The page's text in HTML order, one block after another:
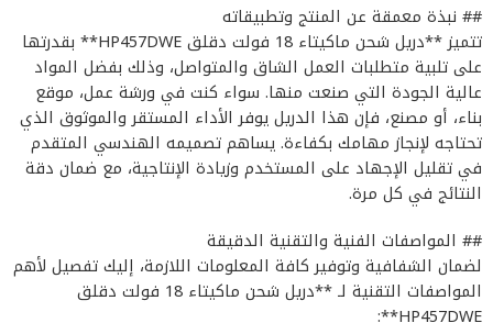
## نبذة معمقة عن المنتج وتطبيقاته
تتميز **دريل شحن ماكيتاء 18 فولت دقلق HP457DWE** بقدرتها
على تلبية متطلبات العمل الشاق والمتواصل، وذلك بفضل المواد
عالية الجودة التي صنعت منها. سواء كنت في ورشة عمل، موقع
بناء، أو مصنع، فإن هذا الدريل يوفر الأداء المستقر والموثوق الذي
تحتاجه لإنجاز مهامك بكفاءة. يساهم تصميمه الهندسي المتقدم
في تقليل الإجهاد على المستخدم وزيادة الإنتاجية، مع ضمان دقة
النتائج في كل مرة.
## المواصفات الفنية والتقنية الدقيقة
لضمان الشفافية وتوفير كافة المعلومات اللازمة، إليك تفصيل لأهم
المواصفات التقنية لـ **دريل شحن ماكيتاء 18 فولت دقلق
HP457DWE**: